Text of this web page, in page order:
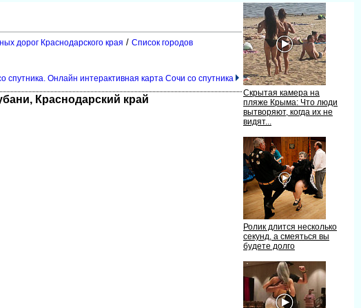
Скрытая камера на
пляже Крыма: Что люди
ытворяют, когда их не
идят...
Ролик длится несколько
секунд, а смеяться вы
удете долго
дорог Краснодарского края / Список городо
спутника. Онлайн интерактивная карта Сочи со спутника
Краснодарский край